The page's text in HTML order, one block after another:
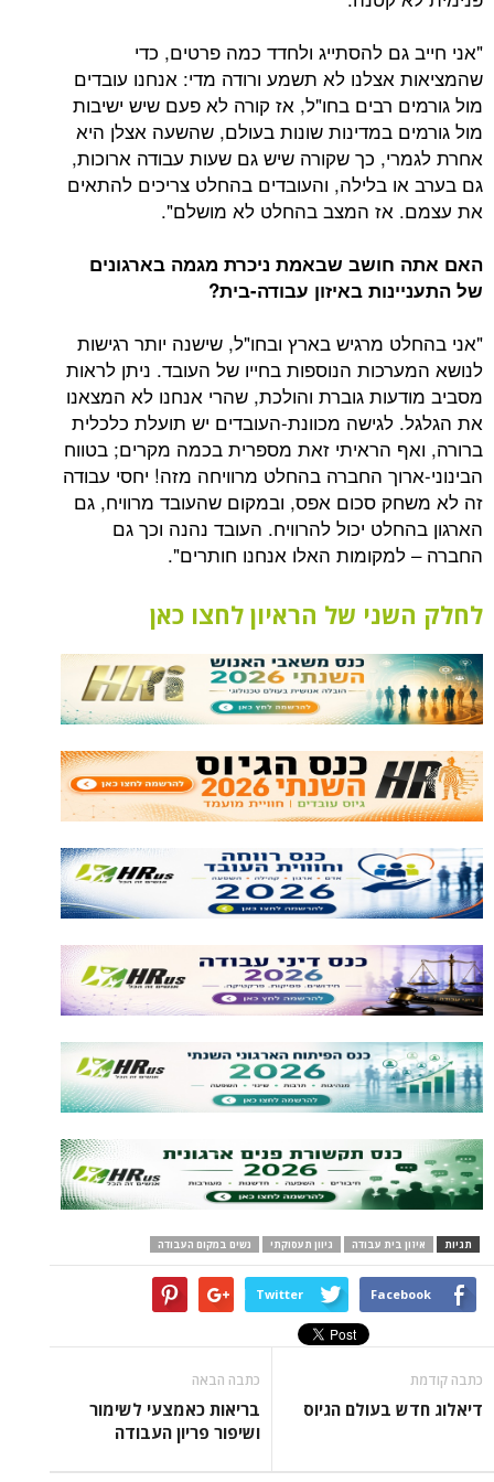
להסתייג ולחדד כמה פרטים, כדי
לא תשמע ורודה מדי: אנחנו עובדים
רבים בחו"ל, אז קורה לא פעם שיש ישיבות
במדינות שונות בעולם, שהשעה אצלן היא
כך שקורה שיש גם שעות עבודה ארוכות,
בלילה, והעובדים בהחלט צריכים להתאים
אז המצב בהחלט לא מושלם".
שבאמת ניכרת מגמה בארגונים
באיזון עבודה-בית?
מרגיש בארץ ובחו"ל, שישנה יותר רגישות
הנוספות בחייו של העובד. ניתן לראות
גוברת והולכת, שהרי אנחנו לא המצאנו
מכוונת-העובדים יש תועלת כלכלית
הראיתי זאת מספרית בכמה מקרים; בטווח
החברה בהחלט מרוויחה מזה! יחסי עבודה
סכום אפס, ובמקום שהעובד מרוויח, גם
יכול להרוויח. העובד נהנה וכך גם
האלו אנחנו חותרים".
של הראיון לחצו כאן
בית עבודה גיוון תעסוקתי נשים במקום העבודה
Twitter
בעולם הגיוס
בריאות כאמצעי לשימור
ושיפור פריון העבודה